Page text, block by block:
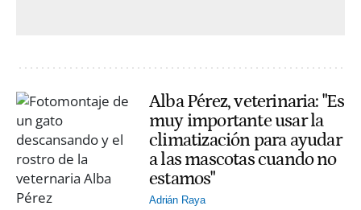
Alba Pérez, veterinaria: "Es
muy importante usar la
climatización para ayudar
a las mascotas cuando no
estamos"
Adrián Raya